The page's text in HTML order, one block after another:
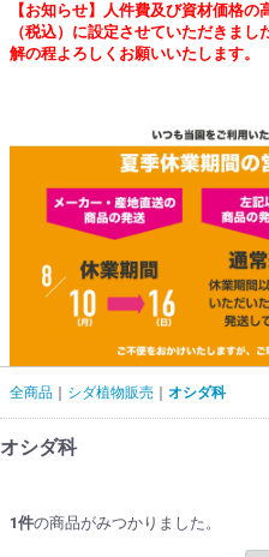
【お知らせ】人件費及び資材価格
（税込）に設定させていただきま
解の程よろしくお願いいたします。
全商品 シダ植物販売 オシダ科
オシダ科
1件の商品がみつかりました。